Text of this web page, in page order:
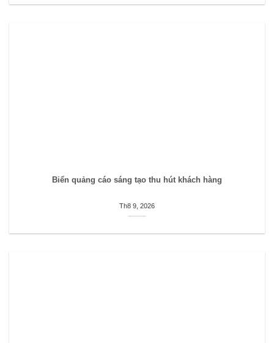
Biển quảng cáo sáng tạo thu hút khách hàng
Th8 9, 2026